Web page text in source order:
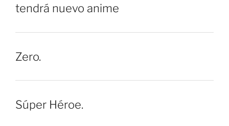
tendrá nuevo anime
Zero.
Súper Héroe.